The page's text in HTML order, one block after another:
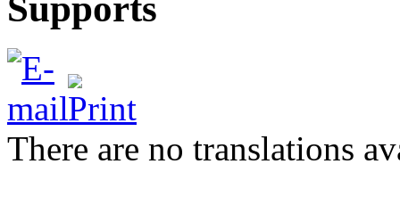
There are no translations